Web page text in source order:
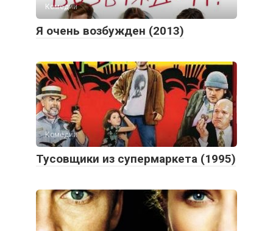
Комедии
Я очень возбужден (2013)
Комедии
Тусовщики из супермаркета (1995)